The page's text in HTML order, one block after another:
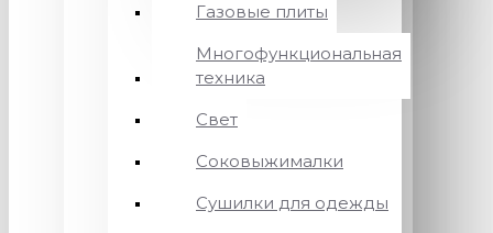
Газовые плиты
Многофункциональная
техника
Свет
Соковыжималки
Сушилки для одежды